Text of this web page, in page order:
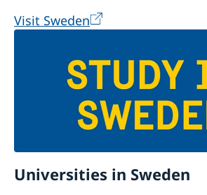
Visit Sweden
Universities in Sweden